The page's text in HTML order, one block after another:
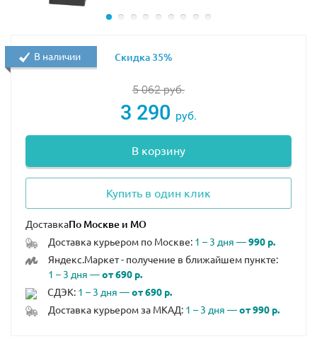
5 062руб.
3 290 руб.
В корзину
Купить в один клик
Доставка
Доставка курьером по Москве: 1 – 3 дня —990 р.
Яндекс.Маркет - получение в ближайшем пункте:
1 – 3 дня —от 690 р.
СДЭК: 1 – 3 дня —от 690 р.
Доставка курьером за МКАД: 1 – 3 дня —от 990 р.
В наличии Скидка 35%